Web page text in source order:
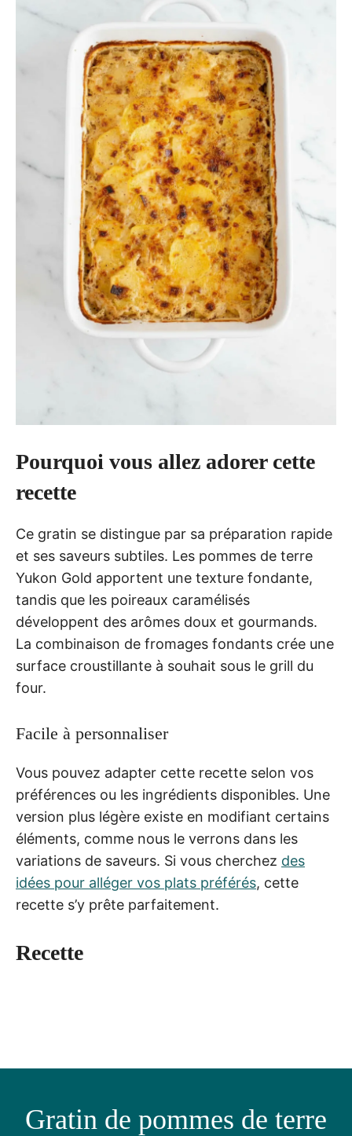
Pourquoi vous allez adorer cette
recette
Ce gratin se distingue par sa préparation rapide
et ses saveurs subtiles. Les pommes de terre
Yukon Gold apportent une texture fondante,
tandis que les poireaux caramélisés
développent des arômes doux et gourmands.
La combinaison de fromages fondants crée une
surface croustillante à souhait sous le grill du
four.
Facile à personnaliser
Vous pouvez adapter cette recette selon vos
préférences ou les ingrédients disponibles. Une
version plus légère existe en modifiant certains
éléments, comme nous le verrons dans les
variations de saveurs. Si vous cherchez des
idées pour alléger vos plats préférés, cette
recette s’y prête parfaitement.
Recette
Gratin de pommes de terre